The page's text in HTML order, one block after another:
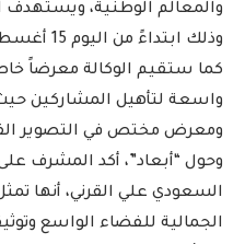
والمعالم الوطنية، ويستهدف
وذلك ابتداءً من اليوم 15 أغسطس وحتى الجمعة 15 نوفمبر.
كما ستقيم الوكالة معرضاً
واسعة لتأهيل المشاركين
ومعرض مختص في التصوير
وحول “أبعاد”، أكد المشرف
السعودي علي القرني، أنها
الجمالية للفضاء الواسع